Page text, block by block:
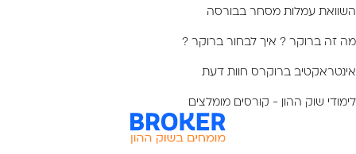
השוואת עמלות מסחר בבורסה
מה זה ברוקר ? איך לבחור ברוקר ?
אינטראקטיב ברוקרס חוות דעת
לימודי שוק ההון - קורסים מומלצים